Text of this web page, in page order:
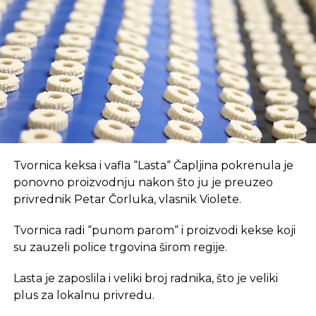
opremljen prostor, što je ključan preduvjet za
suvremeni način rada.
REKLAMA
U coworking prostoru, radnici su okruženi sličnim
profesionalcima, što potiče produktivnost i radnu
atmosferu koju je teško postići u kućnom
Dodatna prednost coworkinga je umrežavanje i
prostoru omogućava razmjenu ideja, kontakata i
suradnji, čime coworking prostor postaje inkubator
Tvornica keksa i vafla “Lasta“ Čapljina pokrenula je
ponovno proizvodnju nakon što ju je preuzeo
privrednik Petar Čorluka, vlasnik Violete.
Tvornica radi “punom parom“ i proizvodi kekse koji
su zauzeli police trgovina širom regije.
Lasta je zaposlila i veliki broj radnika, što je veliki
plus za lokalnu privredu.